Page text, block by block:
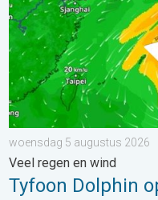
woensdag 5 augustus 2026
Veel regen en wind
Tyfoon Dolphin